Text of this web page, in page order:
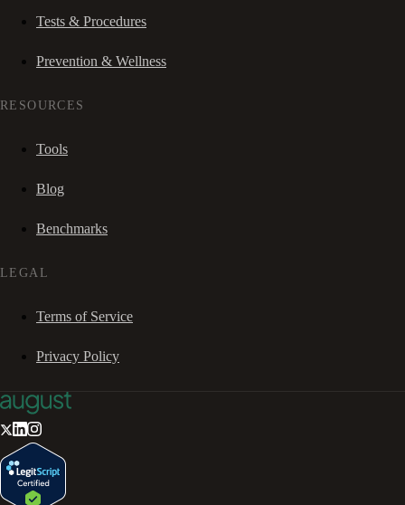
Tests & Procedures
Prevention & Wellness
RESOURCES
Tools
Blog
Benchmarks
LEGAL
Terms of Service
Privacy Policy